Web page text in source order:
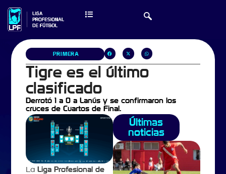
PRIMERA
Tigre es el último
clasificado
Derrotó 1 a 0 a Lanús y se confirmaron los
cruces de Cuartos de Final.
La Liga Profesional de
Últimas
noticias